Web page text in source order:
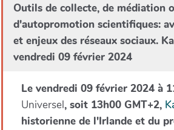
Outils de collecte, de médiation
d'autopromotion scientifiques:
et enjeux des réseaux sociaux.
vendredi 09 février 2024
Le vendredi 09 février 2024 à
Universel, soit 13h00 GMT+2,
historienne de l'Irlande et du